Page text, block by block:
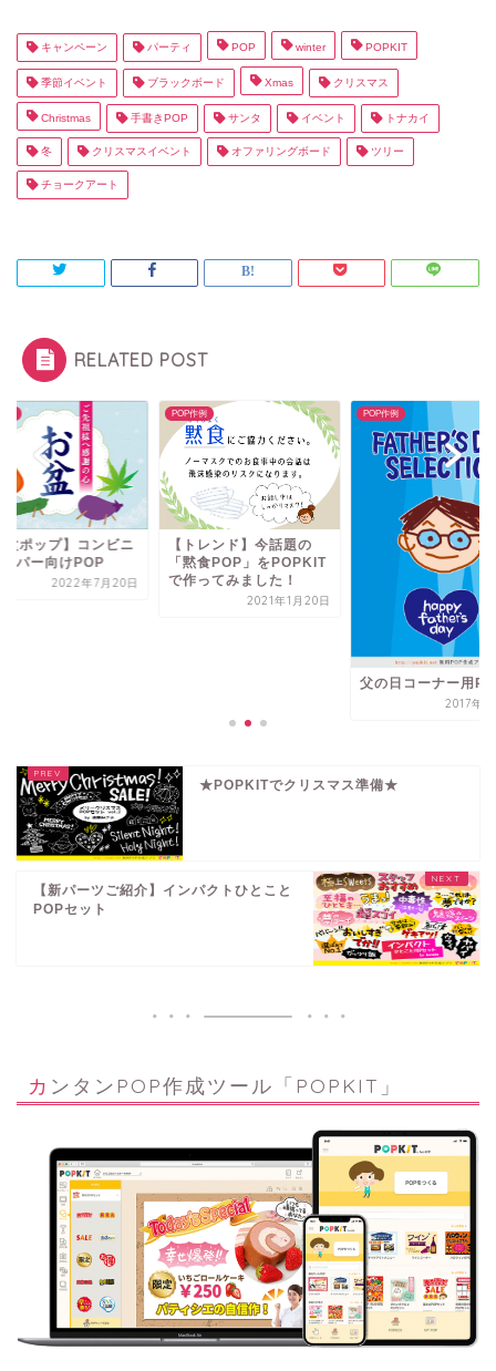
キャンペーン パーティ POP winter POPKIT
季節イベント ブラックボード Xmas クリスマス
Christmas 手書きPOP サンタ イベント トナカイ
冬 クリスマスイベント オファリングボード ツリー
チョークアート
RELATED POST
盆ポップ】コンビニ
パー向けPOP
2022年7月20日
POP作例
【トレンド】今話題の
「黙食POP」をPOPKIT
で作ってみました！
2021年1月20日
POP作例
父の日コーナー用
2017年6
★POPKITでクリスマス準備★
【新パーツご紹介】インパクトひとこと
POPセット
カンタンPOP作成ツール「POPKIT」